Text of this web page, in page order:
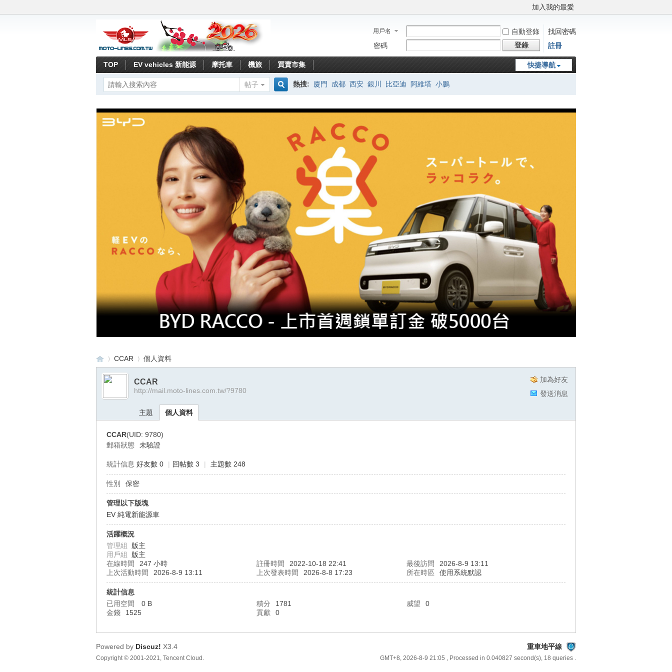
加入我的最愛
用戶名 自動登錄
找回密碼
密碼
登錄 註冊
快捷導航
TOP EV vehicles 新能源 摩托車 機旅 買賣市集
帖子
熱搜: 廈門 成都 西安 銀川 比亞迪 阿維塔 小鵬
›
CCAR 個人資料
加為好友
發送消息
CCAR
http://mail.moto-lines.com.tw/?9780
主題 個人資料
CCAR(UID: 9780)
郵箱狀態
未驗證
統計信息 好友數 0 | 回帖數 3 | 主題數 248
性別 保密
管理以下版塊
EV 純電新能源車
活躍概況
管理組 版主
用戶組 版主
在線時間
247 小時 註冊時間 2022-10-18 22:41 最後訪問
2026-8-9 13:11
上次活動時間
2026-8-9 13:11 上次發表時間 2026-8-8 17:23 所在時區 使用系統默認
統計信息
已用空間
0 B 積分 1781 威望
0
金錢
1525 貢獻 0
重車地平線
GMT+8, 2026-8-9 21:05 , Processed in 0.040827 second(s), 18 queries .
Powered by Discuz! X3.4
Copyright © 2001-2021, Tencent Cloud.